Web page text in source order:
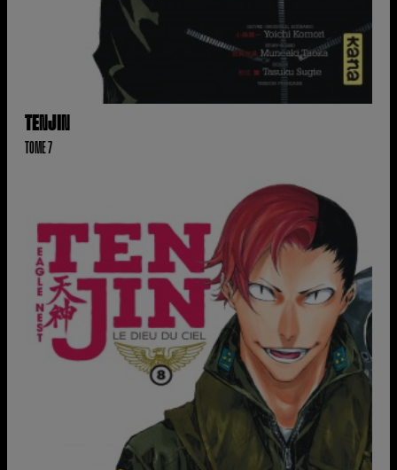
TENJIN
TOME 7